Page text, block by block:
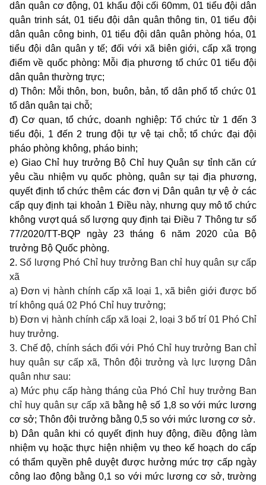
dân quân cơ động, 01 khẩu đội cối 60mm, 01 tiểu đội dân
quân trinh sát, 01 tiểu đội dân quân thông tin, 01 tiểu đội
dân quân công binh, 01 tiểu đội dân quân phòng hóa, 01
tiểu đội dân quân y tế; đối với xã biên giới, cấp xã trọng
điểm về quốc phòng: Mỗi địa phương tổ chức 01 tiểu đội
dân quân thường trực;
d) Thôn: Mỗi thôn, bon, buôn, bản, tổ dân phố tổ chức 01
tổ dân quân tại chỗ;
đ) Cơ quan, tổ chức, doanh nghiệp: Tổ chức từ 1 đến 3
tiểu đội, 1 đến 2 trung đội tự vệ tại chỗ; tổ chức đại đội
pháo phòng không, pháo binh;
e) Giao Chỉ huy trưởng Bộ Chỉ huy Quân sự tỉnh căn cứ
yêu cầu nhiệm vụ quốc phòng, quân sự tại địa phương,
quyết định tổ chức thêm các đơn vị Dân quân tự vệ ở các
cấp quy định tại khoản 1 Điều này, nhưng quy mô tổ chức
không vượt quá số lượng quy định tại Điều 7 Thông tư số
77/2020/TT-BQP ngày 23 tháng 6 năm 2020 của Bộ
trưởng Bộ Quốc phòng.
2. Số lượng Phó Chỉ huy trưởng Ban chỉ huy quân sự cấp
xã
a) Đơn vị hành chính cấp xã loại 1, xã biên giới được bố
trí không quá 02 Phó Chỉ huy trưởng;
b) Đơn vị hành chính cấp xã loại 2, loại 3 bố trí 01 Phó Chỉ
huy trưởng.
3. Chế độ, chính sách đối với Phó Chỉ huy trưởng Ban chỉ
huy quân sự cấp xã, Thôn đội trưởng và lực lượng Dân
quân như sau:
a) Mức phụ cấp hàng tháng của Phó Chỉ huy trưởng Ban
chỉ huy quân sự cấp xã bằng hệ số 1,8 so với mức lương
cơ sở; Thôn đội trưởng bằng 0,5 so với mức lương cơ sở.
b) Dân quân khi có quyết định huy động, điều động làm
nhiệm vụ hoặc thực hiện nhiệm vụ theo kế hoạch do cấp
có thẩm quyền phê duyệt được hưởng mức trợ cấp ngày
công lao động bằng 0,1 so với mức lương cơ sở, trường